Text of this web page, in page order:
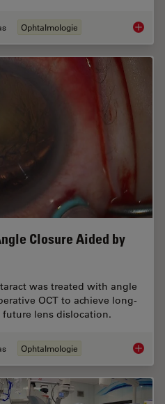
Ophtalmologie RPE65
Closure Aided by
was treated with angle
OCT to achieve long-
lens dislocation.
Ophtalmologie